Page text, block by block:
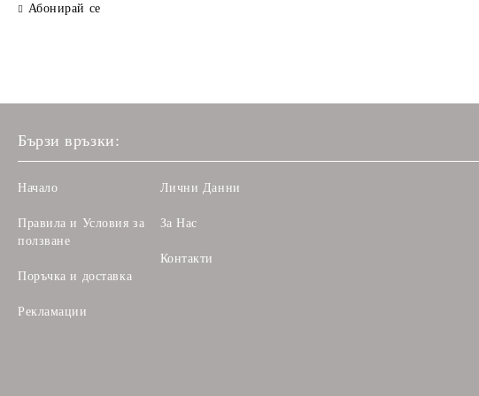
Абонирай се
Бързи връзки:
Начало
Правила и Условия за
ползване
Поръчка и доставка
Рекламации
Лични Данни
За Нас
Контакти